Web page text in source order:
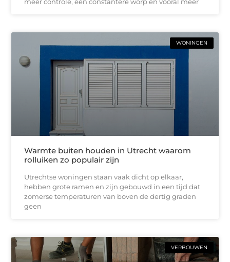
WONINGEN
Warmte buiten houden in Utrecht waarom
rolluiken zo populair zijn
Utrechtse woningen staan vaak dicht op elkaar,
hebben grote ramen en zijn gebouwd in een tijd dat
zomerse temperaturen van boven de dertig graden
geen
VERBOUWEN